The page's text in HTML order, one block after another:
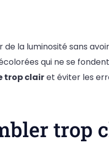
la luminosité sans
qui ne se
trop clairet éviter les
trop